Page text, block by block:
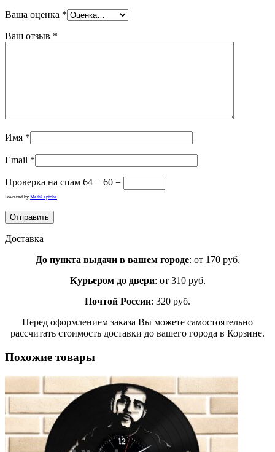
Ваша оценка *
Ваш отзыв *
Имя *
Email *
Проверка на спам 64 − 60 =
Powered by MathCaptcha
Доставка
До пункта выдачи в вашем городе: от 170 руб.
Курьером до двери: от 310 руб.
Почтой России: 320 руб.
Перед оформлением заказа Вы можете самостоятельно
рассчитать стоимость доставки до вашего города в Корзине.
Похожие товары